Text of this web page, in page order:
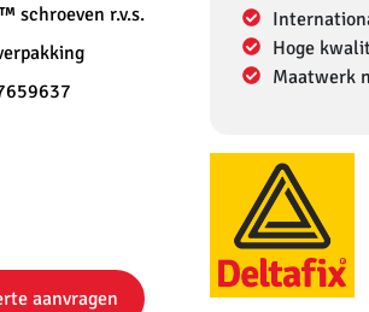
schroeven r.v.s.
aanvragen
Hoge
Maatwerk